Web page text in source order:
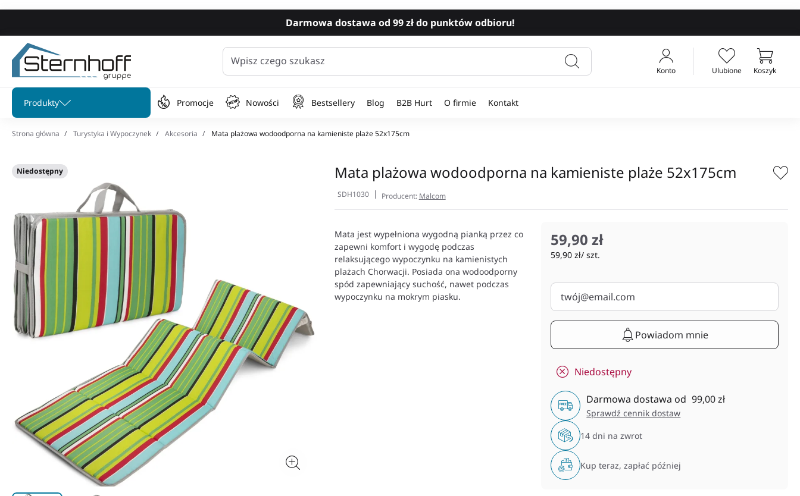
Darmowa dostawa od 99 zł do punktów odbioru!
Wpisz czego szukasz
Ulubione
Konto Koszyk
Pomiń menu
Produkty Promocje Nowości Bestsellery Blog B2B Hurt O firmie Kontakt
Strona główna Turystyka i Wypoczynek Akcesoria Mata plażowa wodoodporna na kamieniste plaże 52x175cm
Niedostępny Mata plażowa wodoodporna na kamieniste plaże 52x175cm
SDH1030 Producent: Malcom
Mata jest wypełniona wygodną pianką przez co
zapewni komfort i wygodę podczas
relaksującego wypoczynku na kamienistych
plażach Chorwacji. Posiada ona wodoodporny
spód zapewniający suchość, nawet podczas
wypoczynku na mokrym piasku.
59,90 zł
59,90 zł/ szt.
Powiadom mnie
Niedostępny
Darmowa dostawa od 99,00 zł
Sprawdź cennik dostaw
14 dni na zwrot
Kup teraz, zapłać później